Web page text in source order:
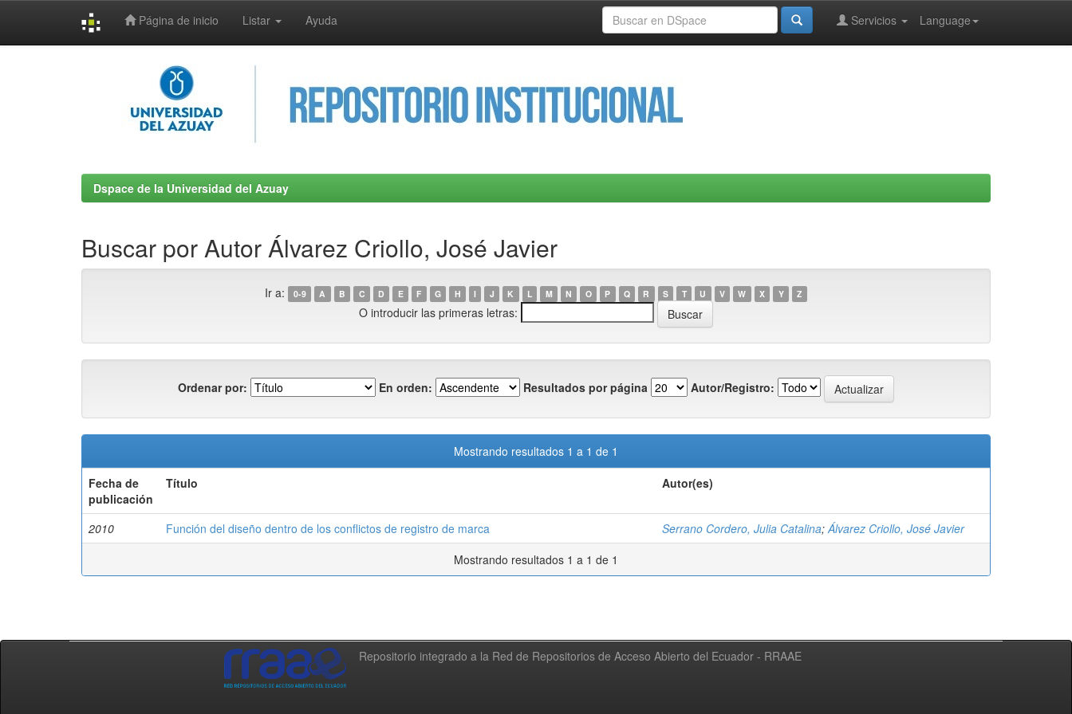
Página de inicio Listar Ayuda Language
Servicios
Dspace de la Universidad del Azuay
Buscar por Autor Álvarez Criollo, José Javier
Ir a: 0-9 A B C D E F G H I J K L M N O P Q R S T U V W X Y Z
O introducir las primeras letras:
Ordenar por: En orden: Resultados por página Autor/Registro:
Mostrando resultados 1 a 1 de 1
Fecha de
publicación
Título Autor(es)
2010 Función del diseño dentro de los conflictos de registro de marca Serrano Cordero, Julia Catalina;Álvarez Criollo, José Javier
Mostrando resultados 1 a 1 de 1
Repositorio integrado a la Red de Repositorios de Acceso Abierto del Ecuador - RRAAE